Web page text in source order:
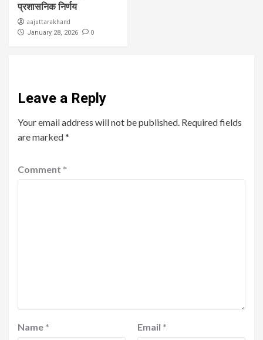
प्रशासनिक निर्णय
aajuttarakhand
January 28, 2026 0
Leave a Reply
Your email address will not be published. Required fields
are marked*
Comment *
Name * Email *